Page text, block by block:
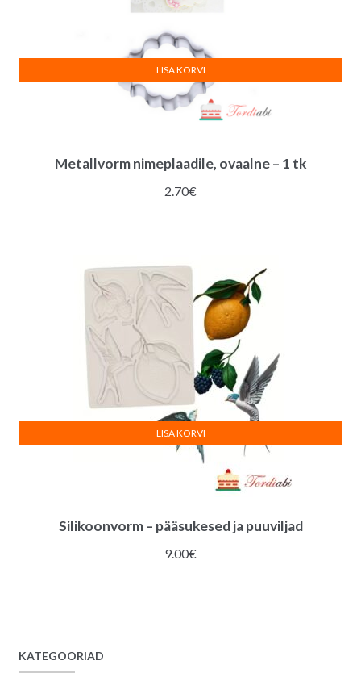
Metallvorm nimeplaadile, ovaalne – 1 tk
2.70€
LISA KORVI
Silikoonvorm – pääsukesed ja puuviljad
9.00€
LISA KORVI
KATEGOORIAD